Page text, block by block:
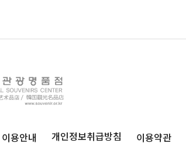
이용안내 개인정보취급방침 이용약관